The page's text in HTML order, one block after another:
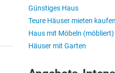
Günstiges Haus
Teure Häuser mieten kaufen
Haus mit Möbeln (möbliert)
Häuser mit Garten